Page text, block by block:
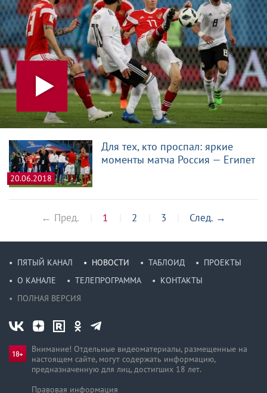
20.06.2018
Для тех, кто проспал: яркие
моменты матча Россия — Египет
← Пред. 1 2 3 След. →
ПЯТЫЙ КАНАЛ НОВОСТИ ТАБЛОИД
ПРОЕКТЫ
О КАНАЛЕ
ТЕЛЕПРОГРАММА
КОНТАКТЫ
ПОЛНАЯ ВЕРСИЯ
Внимание! Отдельные видеоматериалы, размещенные на
настоящем сайте, могут содержать информацию,
предназначен­ную для лиц, достигших 18 лет.
Правовая информация